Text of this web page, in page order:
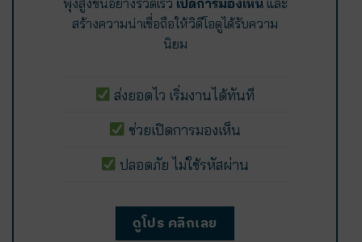
สร้างความน่าเชื่อถือให้วิดีโอดูได้รับความ
นิยม
ส่งยอดไว เริ่มงานได้ทันที
ช่วยเปิดการมองเห็น
ปลอดภัย ไม่ใช้รหัสผ่าน
ดูโปร คลิกเลย